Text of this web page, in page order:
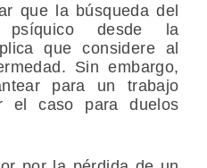
que la búsqueda del
desde la
que considere al
Sin embargo,
para un trabajo
el caso para duelos